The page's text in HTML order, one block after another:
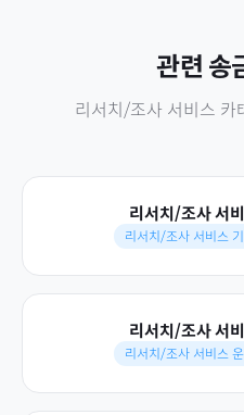
관련 송
리서치/조사 서비스 카
리서치/조사 서
리서치/조사 서비스
리서치/조사 서
리서치/조사 서비스